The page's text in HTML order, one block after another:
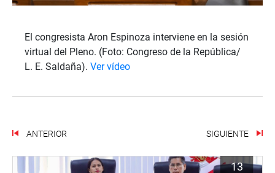
El congresista Aron Espinoza interviene en la sesión
virtual del Pleno. (Foto: Congreso de la República/
L. E. Saldaña). Ver vídeo
ANTERIOR SIGUIENTE
13